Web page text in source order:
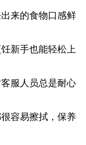
来的食物口感鲜
新手也能轻松上
服人员总是耐心
容易擦拭，保养